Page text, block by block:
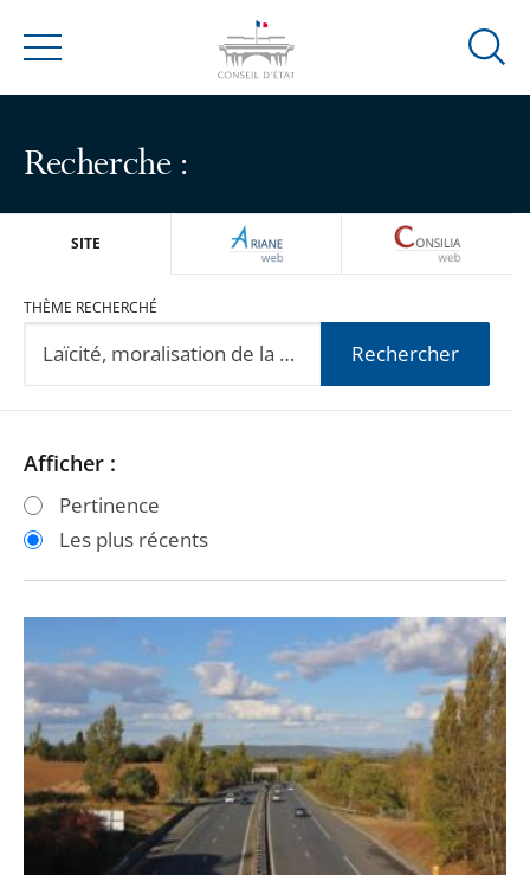
Menu
Ouvrir
Recherche :
SITE ARIANEWEB
THÈME RECHERCHÉ
Rechercher
Passer
les
filtres
Passer
les
filtres
Afficher :
Pertinence
Les plus récents
«
A69
»
:
Le
Conseil